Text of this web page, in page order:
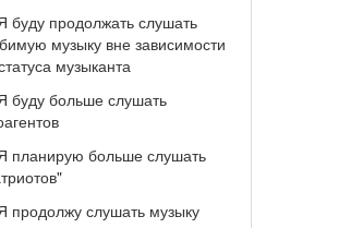
буду продолжать слушать
музыку вне зависимости
музыканта
буду больше слушать
планирую больше слушать
продолжу слушать музыку